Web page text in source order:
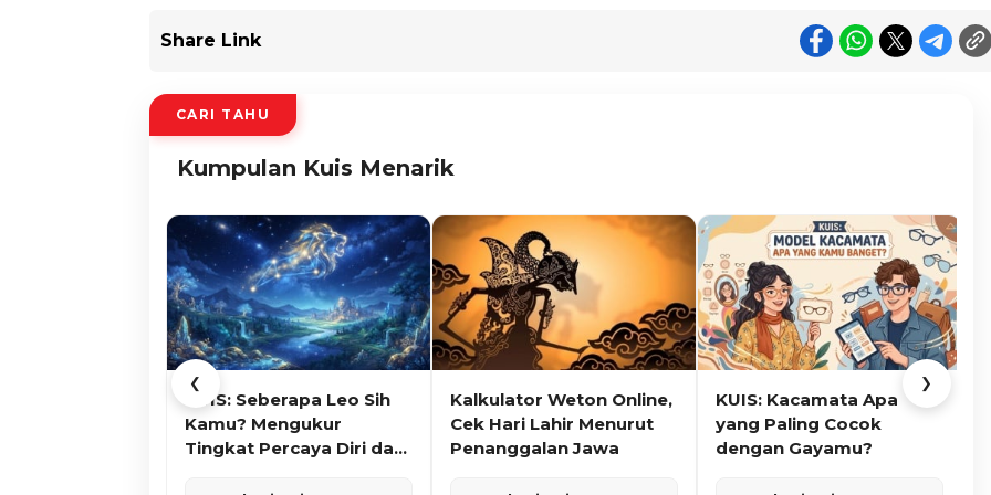
Share Link
CARI TAHU
Kumpulan Kuis Menarik
❮
KUIS: Seberapa Leo Sih
Kamu? Mengukur
Tingkat Percaya Diri dan
Kalkulator Weton Online,
Cek Hari Lahir Menurut
Penanggalan Jawa
KUIS: Kacamata Apa
yang Paling Cocok
dengan Gayamu?
❯